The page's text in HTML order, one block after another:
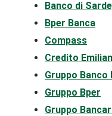
Banco di
Bper Banca
Compass
Credito
Gruppo Banco
Gruppo Bper
Gruppo